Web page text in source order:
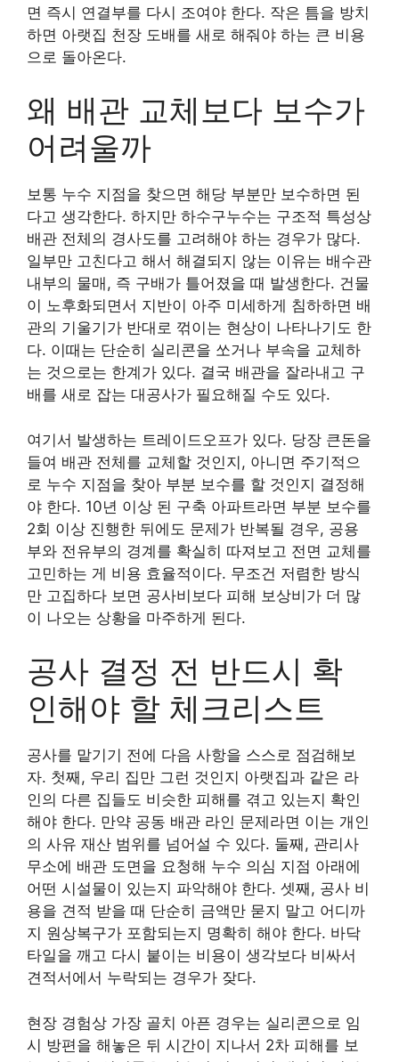
면 즉시 연결부를 다시 조여야 한다. 작은 틈을 방치
하면 아랫집 천장 도배를 새로 해줘야 하는 큰 비용
으로 돌아온다.
왜 배관 교체보다 보수가
어려울까
보통 누수 지점을 찾으면 해당 부분만 보수하면 된
다고 생각한다. 하지만 하수구누수는 구조적 특성상
배관 전체의 경사도를 고려해야 하는 경우가 많다.
일부만 고친다고 해서 해결되지 않는 이유는 배수관
내부의 물매, 즉 구배가 틀어졌을 때 발생한다. 건물
이 노후화되면서 지반이 아주 미세하게 침하하면 배
관의 기울기가 반대로 꺾이는 현상이 나타나기도 한
다. 이때는 단순히 실리콘을 쏘거나 부속을 교체하
는 것으로는 한계가 있다. 결국 배관을 잘라내고 구
배를 새로 잡는 대공사가 필요해질 수도 있다.
여기서 발생하는 트레이드오프가 있다. 당장 큰돈을
들여 배관 전체를 교체할 것인지, 아니면 주기적으
로 누수 지점을 찾아 부분 보수를 할 것인지 결정해
야 한다. 10년 이상 된 구축 아파트라면 부분 보수를
2회 이상 진행한 뒤에도 문제가 반복될 경우, 공용
부와 전유부의 경계를 확실히 따져보고 전면 교체를
고민하는 게 비용 효율적이다. 무조건 저렴한 방식
만 고집하다 보면 공사비보다 피해 보상비가 더 많
이 나오는 상황을 마주하게 된다.
공사 결정 전 반드시 확
인해야 할 체크리스트
공사를 맡기기 전에 다음 사항을 스스로 점검해보
자. 첫째, 우리 집만 그런 것인지 아랫집과 같은 라
인의 다른 집들도 비슷한 피해를 겪고 있는지 확인
해야 한다. 만약 공동 배관 라인 문제라면 이는 개인
의 사유 재산 범위를 넘어설 수 있다. 둘째, 관리사
무소에 배관 도면을 요청해 누수 의심 지점 아래에
어떤 시설물이 있는지 파악해야 한다. 셋째, 공사 비
용을 견적 받을 때 단순히 금액만 묻지 말고 어디까
지 원상복구가 포함되는지 명확히 해야 한다. 바닥
타일을 깨고 다시 붙이는 비용이 생각보다 비싸서
견적서에서 누락되는 경우가 잦다.
현장 경험상 가장 골치 아픈 경우는 실리콘으로 임
시 방편을 해놓은 뒤 시간이 지나서 2차 피해를 보